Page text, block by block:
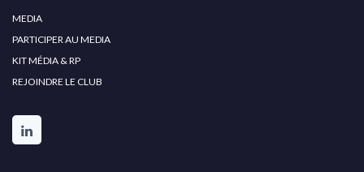
MEDIA
PARTICIPER AU MEDIA
KIT MÉDIA & RP
REJOINDRE LE CLUB